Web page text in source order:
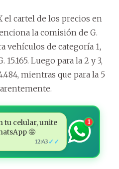
cartel de los precios en
la comisión de G.
vehículos de categoría 1,
Luego para la 2 y 3,
mientras que para la 5
tu celular, unite
🤩
12:43 ✓✓
1